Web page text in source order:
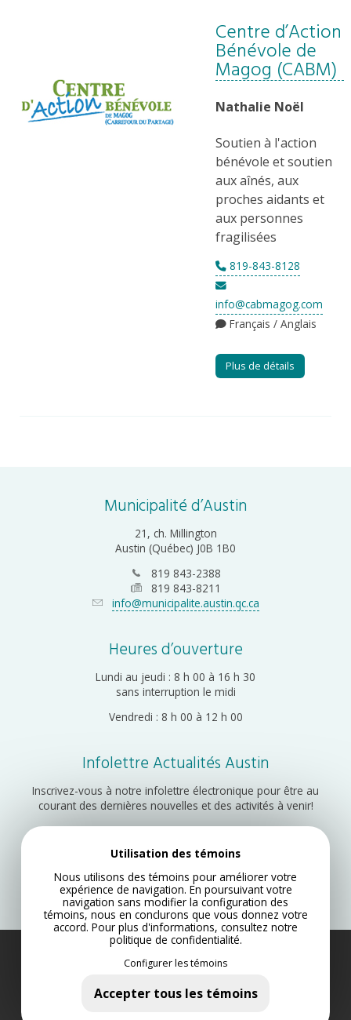
Centre d’Action
Bénévole de
Magog (CABM)
Nathalie Noël
Soutien à l'action
bénévole et soutien
aux aînés, aux
proches aidants et
aux personnes
fragilisées
819-843-8128
info@cabmagog.com
Français / Anglais
Plus de détails
Municipalité d’Austin
21, ch. Millington
Austin (Québec) J0B 1B0
819 843-2388
819 843-8211
info@municipalite.austin.qc.ca
Heures d’ouverture
Lundi au jeudi : 8 h 00 à 16 h 30
sans interruption le midi
Vendredi : 8 h 00 à 12 h 00
Infolettre Actualités Austin
Inscrivez-vous à notre infolettre électronique pour être au
courant des dernières nouvelles et des activités à venir!
Inscription
Municipalité d’Austin 2022
Politique de confidentialité
Utilisation des témoins
Nous utilisons des témoins pour améliorer votre
expérience de navigation. En poursuivant votre
navigation sans modifier la configuration des
témoins, nous en conclurons que vous donnez votre
accord. Pour plus d'informations, consultez notre
politique de confidentialité.
Configurer les témoins
Accepter tous les témoins